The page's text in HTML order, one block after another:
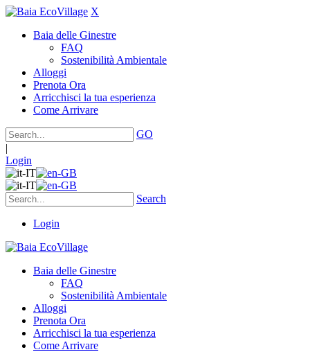
X
Baia delle Ginestre
FAQ
Sostenibilità Ambientale
Alloggi
Prenota Ora
Arricchisci la tua esperienza
Come Arrivare
GO
|
Login
Search
Login
Baia delle Ginestre
FAQ
Sostenibilità Ambientale
Alloggi
Prenota Ora
Arricchisci la tua esperienza
Come Arrivare